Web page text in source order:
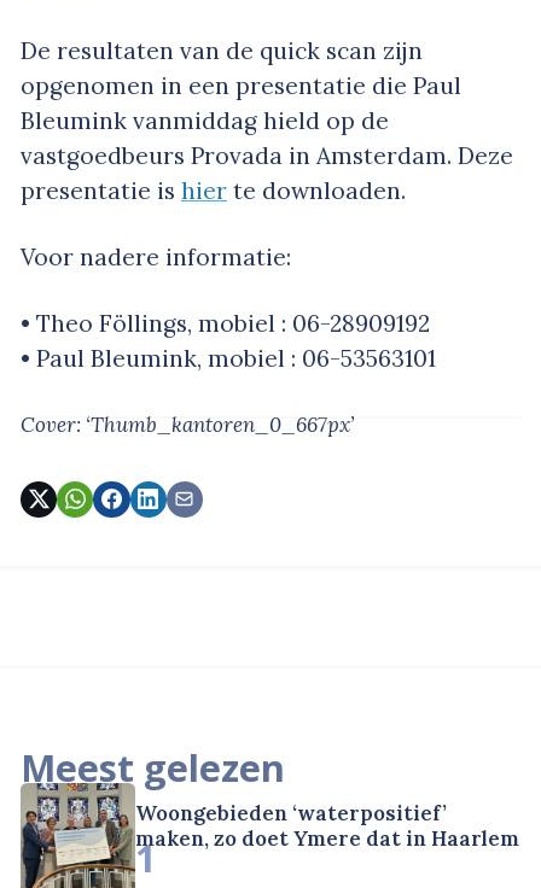
De resultaten van de quick scan zijn
opgenomen in een presentatie die Paul
Bleumink vanmiddag hield op de
vastgoedbeurs Provada in Amsterdam. Deze
presentatie is hier te downloaden.
Voor nadere informatie:
• Theo Föllings, mobiel : 06-28909192
• Paul Bleumink, mobiel : 06-53563101
Cover: ‘Thumb_kantoren_0_667px’
Meest gelezen
Woongebieden ‘waterpositief’
maken, zo doet Ymere dat in Haarlem
1